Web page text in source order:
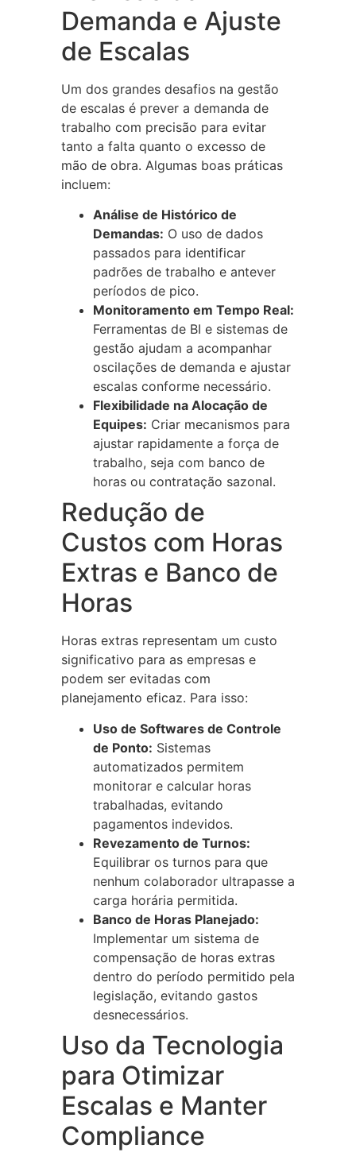
Demanda e Ajuste
de Escalas
Um dos grandes desafios na gestão
de escalas é prever a demanda de
trabalho com precisão para evitar
tanto a falta quanto o excesso de
mão de obra. Algumas boas práticas
incluem:
Análise de Histórico de
Demandas: O uso de dados
passados para identificar
padrões de trabalho e antever
períodos de pico.
Monitoramento em Tempo Real:
Ferramentas de BI e sistemas de
gestão ajudam a acompanhar
oscilações de demanda e ajustar
escalas conforme necessário.
Flexibilidade na Alocação de
Equipes: Criar mecanismos para
ajustar rapidamente a força de
trabalho, seja com banco de
horas ou contratação sazonal.
Redução de
Custos com Horas
Extras e Banco de
Horas
Horas extras representam um custo
significativo para as empresas e
podem ser evitadas com
planejamento eficaz. Para isso:
Uso de Softwares de Controle
de Ponto: Sistemas
automatizados permitem
monitorar e calcular horas
trabalhadas, evitando
pagamentos indevidos.
Revezamento de Turnos:
Equilibrar os turnos para que
nenhum colaborador ultrapasse a
carga horária permitida.
Banco de Horas Planejado:
Implementar um sistema de
compensação de horas extras
dentro do período permitido pela
legislação, evitando gastos
desnecessários.
Uso da Tecnologia
para Otimizar
Escalas e Manter
Compliance